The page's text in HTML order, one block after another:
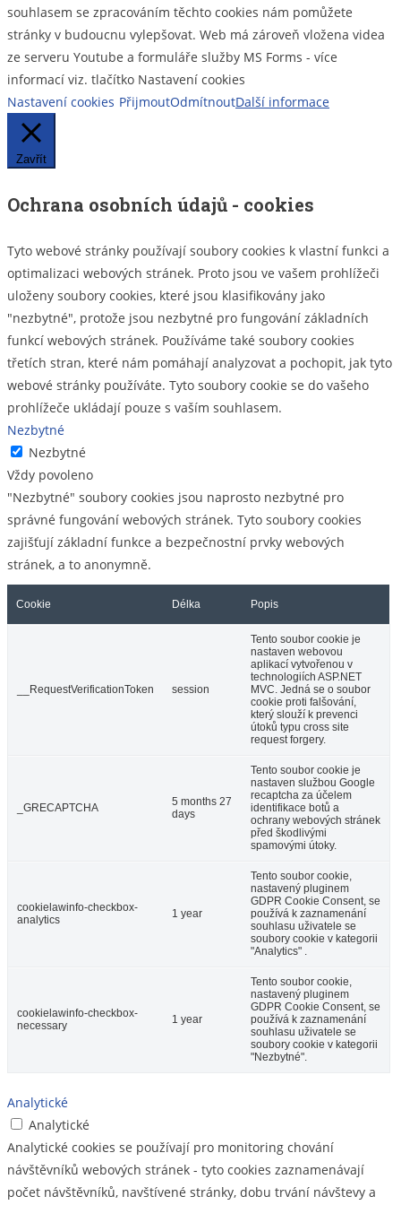
souhlasem se zpracováním těchto cookies nám pomůžete
stránky v budoucnu vylepšovat. Web má zároveň vložena videa
ze serveru Youtube a formuláře služby MS Forms - více
informací viz. tlačítko Nastavení cookies
Nastavení cookies PřijmoutOdmítnoutDalší informace
Zavřít
Ochrana osobních údajů - cookies
Tyto webové stránky používají soubory cookies k vlastní funkci a
optimalizaci webových stránek. Proto jsou ve vašem prohlížeči
uloženy soubory cookies, které jsou klasifikovány jako
"nezbytné", protože jsou nezbytné pro fungování základních
funkcí webových stránek. Používáme také soubory cookies
třetích stran, které nám pomáhají analyzovat a pochopit, jak tyto
webové stránky používáte. Tyto soubory cookie se do vašeho
prohlížeče ukládají pouze s vaším souhlasem.
Nezbytné
Nezbytné
Vždy povoleno
"Nezbytné" soubory cookies jsou naprosto nezbytné pro
správné fungování webových stránek. Tyto soubory cookies
zajišťují základní funkce a bezpečnostní prvky webových
stránek, a to anonymně.
Cookie Délka Popis
__RequestVerificationToken session
Tento soubor cookie je
nastaven webovou
aplikací vytvořenou v
technologiích ASP.NET
MVC. Jedná se o soubor
cookie proti falšování,
který slouží k prevenci
útoků typu cross site
request forgery.
_GRECAPTCHA
5 months 27
days
Tento soubor cookie je
nastaven službou Google
recaptcha za účelem
identifikace botů a
ochrany webových stránek
před škodlivými
spamovými útoky.
cookielawinfo-checkbox-
analytics
1 year
Tento soubor cookie,
nastavený pluginem
GDPR Cookie Consent, se
používá k zaznamenání
souhlasu uživatele se
soubory cookie v kategorii
"Analytics" .
cookielawinfo-checkbox-
necessary
1 year
Tento soubor cookie,
nastavený pluginem
GDPR Cookie Consent, se
používá k zaznamenání
souhlasu uživatele se
soubory cookie v kategorii
"Nezbytné".
Analytické
Analytické
Analytické cookies se používají pro monitoring chování
návštěvníků webových stránek - tyto cookies zaznamenávají
počet návštěvníků, navštívené stránky, dobu trvání návštevy a